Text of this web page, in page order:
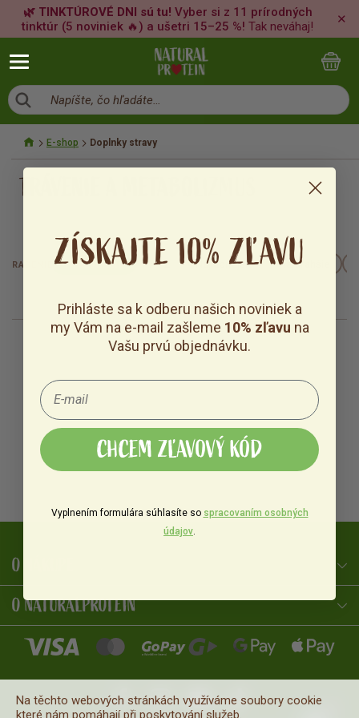
🌿 TINKTÚROVÉ DNI sú tu! Vyber si z 11 prírodných
tinktúr (5 noviniek 🔥) a ušetri 15–25 %! Tak neváhaj!
✕
Napíšte, čo hľadáte…
E-shop Doplnky stravy
TRÁVENIE A METABOLIZMUS
RADENIE Predvolené A–Z Najlacnejšie Najdrahšie
0položiek z 0
O NÁKUPE
O NATURALPROTEIN
Na těchto webových stránkách využíváme soubory cookie
které nám pomáhají při poskytování služeb.
ZÍSKAJTE 10% ZĽAVU
Prihláste sa k odberu našich noviniek a
my Vám na e-mail zašleme 10% zľavu na
Vašu prvú objednávku.
CHCEM ZĽAVOVÝ KÓD
Vyplnením formulára súhlasíte so spracovaním osobných
údajov